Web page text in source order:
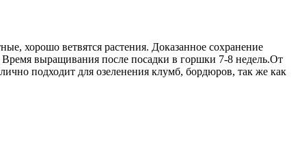
хорошо ветвятся растения. Доказанное сохранение
Время выращивания после посадки в горшки 7-8 недель.От
подходит для озеленения клумб, бордюров, так же как